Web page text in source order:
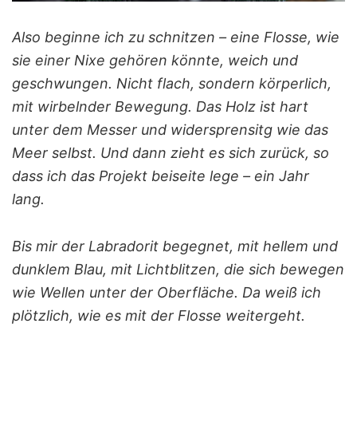
Also beginne ich zu schnitzen – eine Flosse, wie
sie einer Nixe gehören könnte, weich und
geschwungen. Nicht flach, sondern körperlich,
mit wirbelnder Bewegung. Das Holz ist hart
unter dem Messer und widersprensitg wie das
Meer selbst. Und dann zieht es sich zurück, so
dass ich das Projekt beiseite lege – ein Jahr
lang.
Bis mir der Labradorit begegnet, mit hellem und
dunklem Blau, mit Lichtblitzen, die sich bewegen
wie Wellen unter der Oberfläche. Da weiß ich
plötzlich, wie es mit der Flosse weitergeht.